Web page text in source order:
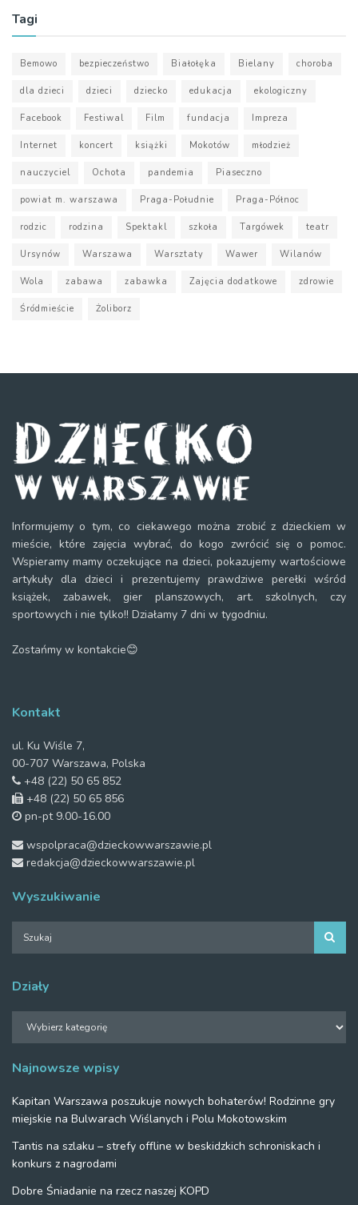
Tagi
Bemowo bezpieczeństwo Białołęka Bielany choroba
dla dzieci dzieci dziecko edukacja ekologiczny
Facebook Festiwal Film fundacja Impreza
Internet koncert książki Mokotów młodzież
nauczyciel Ochota pandemia Piaseczno
powiat m. warszawa Praga-Południe Praga-Północ
rodzic rodzina Spektakl szkoła Targówek teatr
Ursynów Warszawa Warsztaty Wawer Wilanów
Wola zabawa zabawka Zajęcia dodatkowe zdrowie
Śródmieście Żoliborz
Informujemy o tym, co ciekawego można zrobić z dzieckiem w
mieście, które zajęcia wybrać, do kogo zwrócić się o pomoc.
Wspieramy mamy oczekujące na dzieci, pokazujemy wartościowe
artykuły dla dzieci i prezentujemy prawdziwe perełki wśród
książek, zabawek, gier planszowych, art. szkolnych, czy
sportowych i nie tylko!! Działamy 7 dni w tygodniu.
Zostańmy w kontakcie😊
Kontakt
ul. Ku Wiśle 7,
00-707 Warszawa, Polska
+48 (22) 50 65 852
+48 (22) 50 65 856
pn-pt 9.00-16.00
wspolpraca@dzieckowwarszawie.pl
redakcja@dzieckowwarszawie.pl
Wyszukiwanie
Działy
Najnowsze wpisy
Kapitan Warszawa poszukuje nowych bohaterów! Rodzinne gry
miejskie na Bulwarach Wiślanych i Polu Mokotowskim
Tantis na szlaku – strefy offline w beskidzkich schroniskach i
konkurs z nagrodami
Dobre Śniadanie na rzecz naszej KOPD